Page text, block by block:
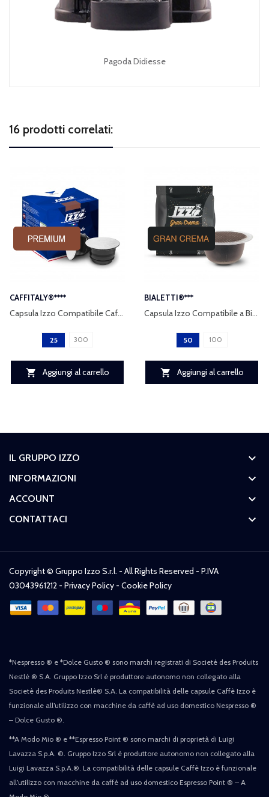
Pagoda Didiesse
16 prodotti correlati:
CAFFITALY®****
25 300
 Aggiungi al carrello
BIALETTI®***
50 100
 Aggiungi al carrello
IL GRUPPO IZZO keyboard_arrow_down
INFORMAZIONI keyboard_arrow_down
ACCOUNT keyboard_arrow_down
CONTATTACI keyboard_arrow_down
Copyright © Gruppo Izzo S.r.l. - All Rights Reserved - P.IVA
03043961212 - Privacy Policy - Cookie Policy
*Nespresso ® e *Dolce Gusto ® sono marchi registrati di Societè des Produits
Nestlè ® S.A. Gruppo Izzo Srl è produttore autonomo non collegato alla
Societè des Produits Nestlè® S.A. La compatibilità delle capsule Caffè Izzo è
funzionale all’utilizzo con macchine da caffè ad uso domestico Nespresso ®
– Dolce Gusto ®.
**A Modo Mio ® e **Espresso Point ® sono marchi di proprietà di Luigi
Lavazza S.p.A. ®. Gruppo Izzo Srl è produttore autonomo non collegato alla
Luigi Lavazza S.p.A.®. La compatibilità delle capsule Caffè Izzo è funzionale
all’utilizzo con macchine da caffè ad uso domestico Espresso Point ® – A